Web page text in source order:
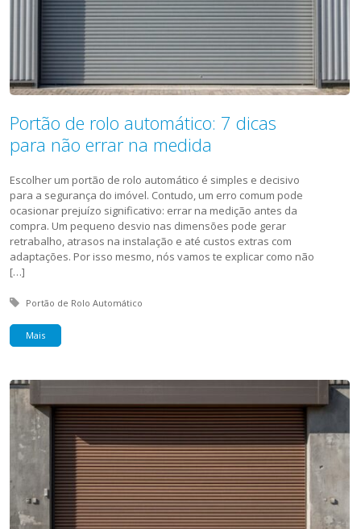
Portão de rolo automático: 7 dicas
para não errar na medida
Escolher um portão de rolo automático é simples e decisivo
para a segurança do imóvel. Contudo, um erro comum pode
ocasionar prejuízo significativo: errar na medição antes da
compra. Um pequeno desvio nas dimensões pode gerar
retrabalho, atrasos na instalação e até custos extras com
adaptações. Por isso mesmo, nós vamos te explicar como não
[…]
Tagged with:
Portão de Rolo Automático
Mais